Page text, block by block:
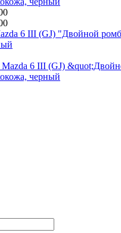
6 III (GJ) "Двойной